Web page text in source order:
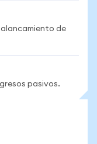
de
pasivos.